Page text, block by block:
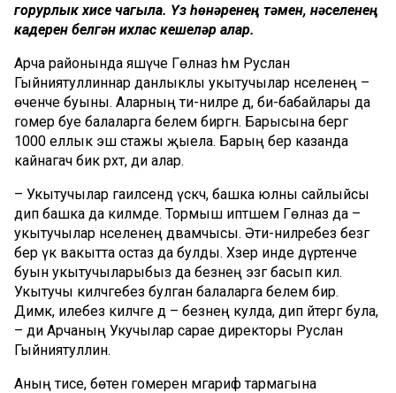
горурлык хисе чагыла. Үз һөнәренең тәмен, нәселенең
кадерен белгән ихлас кешеләр алар.
Арча районында яшәүче Гөлназ һәм Руслан
Гыйниятуллиннар данлыклы укытучылар нәселенең –
өченче буыны. Аларның әти-әниләре дә, әби-бабайлары да
гомер буе балаларга белем биргән. Барысына бергә
1000 еллык эш стажы җыела. Барың бер казанда
кайнагач бик рәхәт, ди алар.
– Укытучылар гаиләсендә үскәч, башка юлны сайлыйсы
дип башка да килмәде. Тормыш иптәшем Гөлназ да –
укытучылар нәселенең дәвамчысы. Әти-әниләребез безгә
бер үк вакытта остаз да булды. Хәзер инде дүртенче
буын укытучыларыбыз да безнең эзгә басып килә.
Укытучы киләчәгебез булган балаларга белем бирә.
Димәк, илебез киләчәге дә – безнең кулда, дип әйтергә була,
– ди Арчаның Укучылар сарае директоры Руслан
Гыйниятуллин.
Аның әтисе, бөтен гомерен мәгариф тармагына